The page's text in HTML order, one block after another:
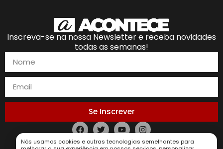
Inscreva-se na nossa Newsletter e receba novidades
todas as semanas!
Se Inscrever
Política de Privacidade
Nós usamos cookies e outras tecnologias semelhantes para